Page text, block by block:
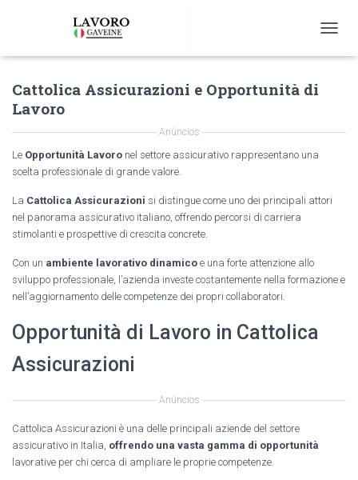
O
N
A
Cattolica Assicurazioni e Opportunità di
Lavoro
Anúncios
Le Opportunità Lavoro nel settore assicurativo rappresentano una
scelta professionale di grande valore.
La Cattolica Assicurazioni si distingue come uno dei principali attori
nel panorama assicurativo italiano, offrendo percorsi di carriera
stimolanti e prospettive di crescita concrete.
Con un ambiente lavorativo dinamico e una forte attenzione allo
sviluppo professionale, l’azienda investe costantemente nella formazione e
nell’aggiornamento delle competenze dei propri collaboratori.
Opportunità di Lavoro in Cattolica
Assicurazioni
Anúncios
Cattolica Assicurazioni è una delle principali aziende del settore
assicurativo in Italia, offrendo una vasta gamma di opportunità
lavorative per chi cerca di ampliare le proprie competenze.